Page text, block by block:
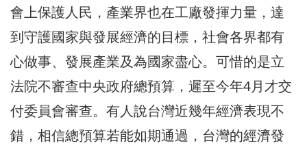
會上保護人民，產業界也在工廠發揮力量，達
到守護國家與發展經濟的目標，社會各界都有
心做事、發展產業及為國家盡心。可惜的是立
法院不審查中央政府總預算，遲至今年4月才交
付委員會審查。有人說台灣近幾年經濟表現不
錯，相信總預算若能如期通過，台灣的經濟發